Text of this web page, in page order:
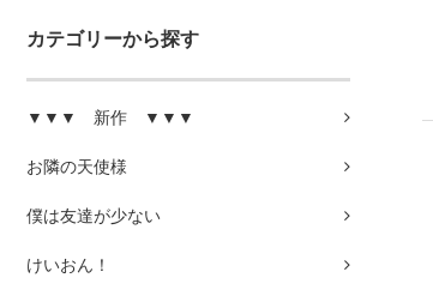
カテゴリーから探す
▼▼▼ 新作 ▼▼▼
お隣の天使様
僕は友達が少ない
けいおん！